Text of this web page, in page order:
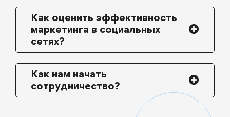
Как оценить эффективность
маркетинга в социальных
сетях?
Как нам начать
сотрудничество?